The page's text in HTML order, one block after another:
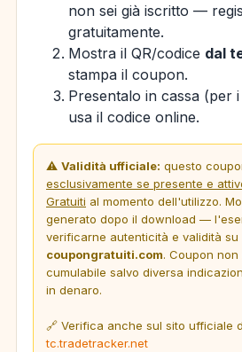
non sei già iscritto —
gratuitamente.
Mostra il QR/codice dal
stampa il coupon.
Presentalo in cassa (per
usa il codice online.
⚠️ Validità ufficiale: questo
esclusivamente se presente e
Gratuiti al momento dell'utilizzo.
generato dopo il download —
verificarne autenticità e validità su
coupongratuiti.com. Coupon
cumulabile salvo diversa
in denaro.
🔗 Verifica anche sul sito ufficiale
tc.tradetracker.net